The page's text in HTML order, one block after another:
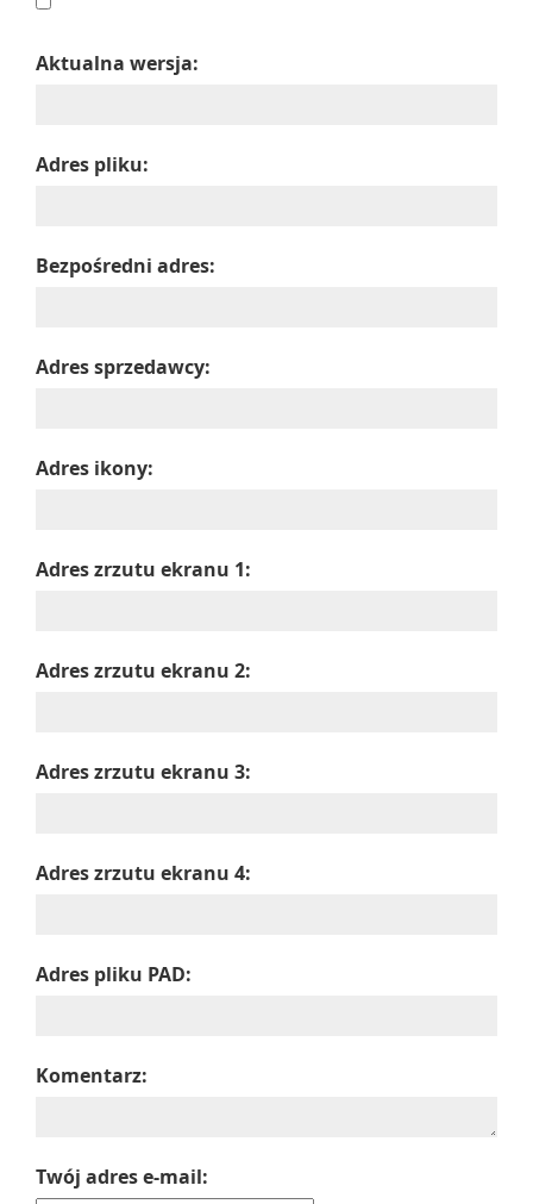
Aktualna wersja:
Adres pliku:
Bezpośredni adres:
Adres sprzedawcy:
Adres ikony:
Adres zrzutu ekranu 1:
Adres zrzutu ekranu 2:
Adres zrzutu ekranu 3:
Adres zrzutu ekranu 4:
Adres pliku PAD:
Komentarz:
Twój adres e-mail: